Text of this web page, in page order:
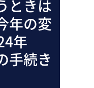
ときは
年の変
年
手続き